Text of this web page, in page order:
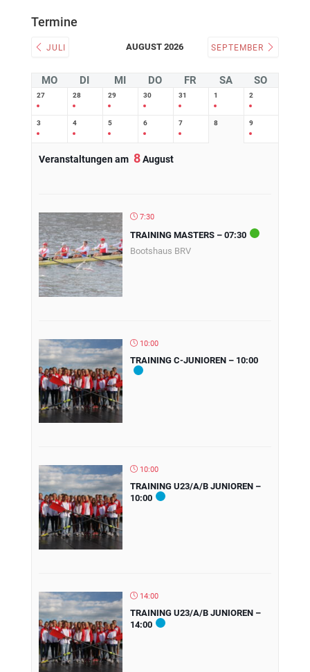
Termine
JULI AUGUST 2026 SEPTEMBER
MO DI MI DO FR SA SO
27 28 29 30 31 1 2
3 4 5 6 7 8 9
Veranstaltungen am 8August
7:30
TRAINING MASTERS – 07:30
Bootshaus BRV
10:00
TRAINING C-JUNIOREN – 10:00
10:00
TRAINING U23/A/B JUNIOREN –
10:00
14:00
TRAINING U23/A/B JUNIOREN –
14:00